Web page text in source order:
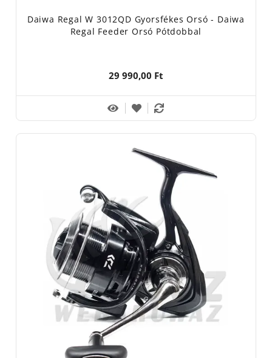
Daiwa Regal W 3012QD Gyorsfékes Orsó - Daiwa
Regal Feeder Orsó Pótdobbal
29 990,00 Ft